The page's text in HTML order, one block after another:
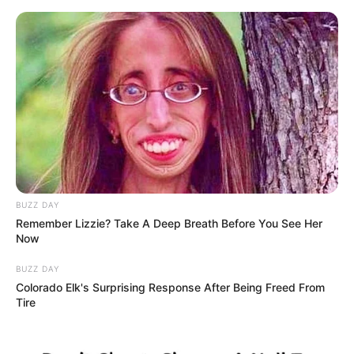
HOME
INSPIRASI
STYLE
FILM &
SERIES
NGAKAK
QUOTES
HYPE
MORE
BUZZ DAY
Remember Lizzie? Take A Deep Breath Before You See Her
Now
BUZZ DAY
Colorado Elk's Surprising Response After Being Freed From
Tire